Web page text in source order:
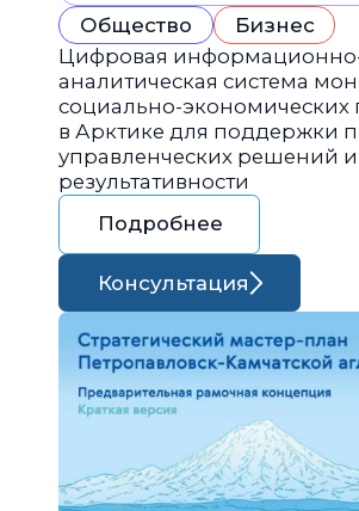
Общество
Бизнес
Цифровая
аналитическая система
социально-экономических
в Арктике для поддержки
управленческих решений
результативности
Подробнее
Консультация